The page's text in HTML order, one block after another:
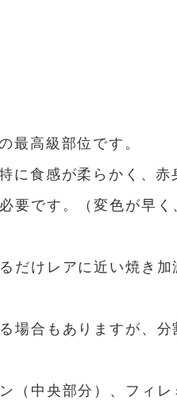
最高級部位です。
食感が柔らかく、赤
要です。（変色が早
だけレアに近い焼き
場合もありますが、
（中央部分）、フィ